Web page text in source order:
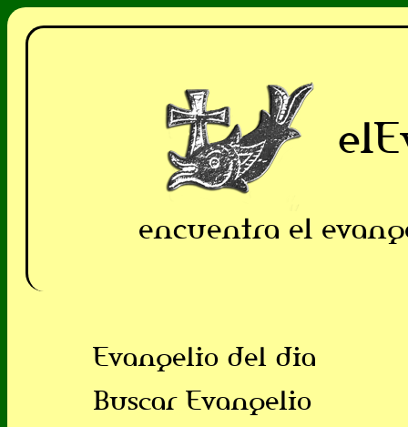
encuentra el
Evangelio del dia
Buscar Evangelio